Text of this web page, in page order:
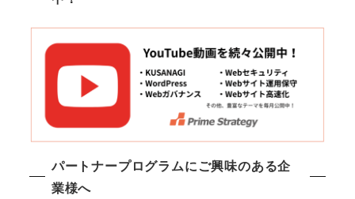
パートナープログラムにご興味のある企
業様へ